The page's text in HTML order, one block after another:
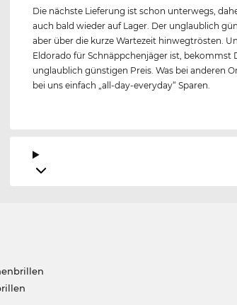
Die nächste Lieferung ist schon unterwegs,
auch bald wieder auf Lager. Der unglaublich
aber über die kurze Wartezeit hinwegtrösten.
Eldorado für Schnäppchenjäger ist, bekommst
unglaublich günstigen Preis. Was bei anderen
bei uns einfach „all-day-everyday“ Sparen.